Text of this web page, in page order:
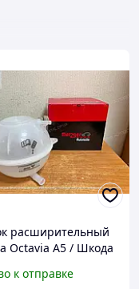
расширительный
Octavia A5 / Шкода
(Германия)
к отправке